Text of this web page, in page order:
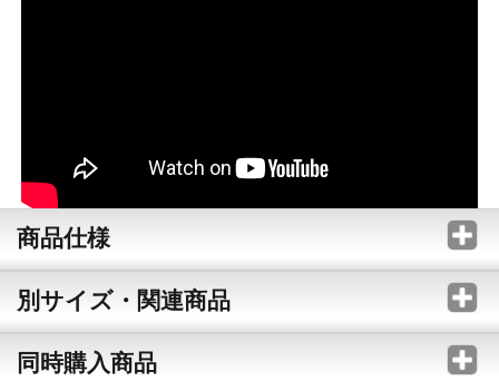
商品仕様
別サイズ・関連商品
同時購入商品